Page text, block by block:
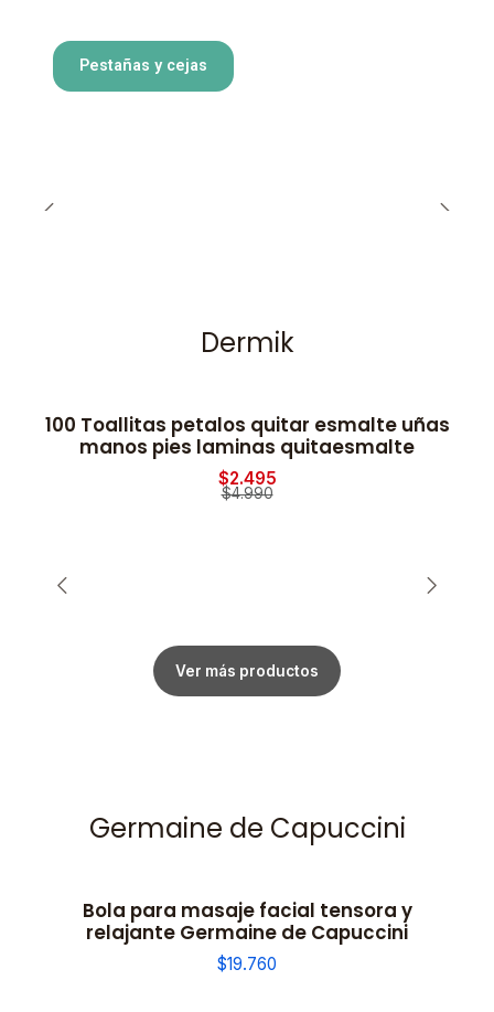
Pestañas y cejas
Dermik
-50% OFF
100 Toallitas petalos quitar esmalte uñas
manos pies laminas quitaesmalte
$2.495
$4.990
Ver más productos
Germaine de Capuccini
Bola para masaje facial tensora y
relajante Germaine de Capuccini
$19.760